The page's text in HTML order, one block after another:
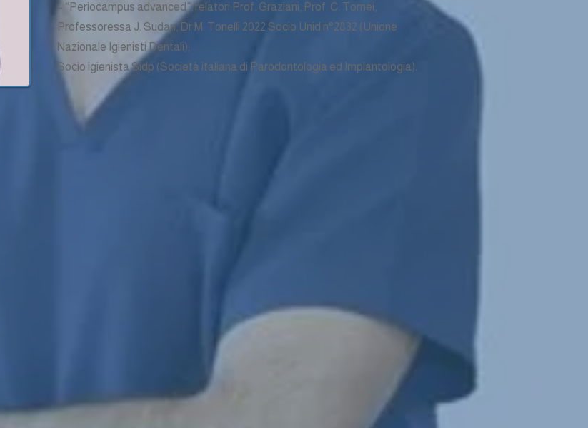
– “Periocampus advanced”, relatori Prof. Graziani, Prof. C. Tomei,
Professoressa J. Sudan, Dr M. Tonelli 2022 Socio Unid n°2832 (Unione
Nazionale Igienisti Dentali);
Socio igienista Sidp (Società italiana di Parodontologia ed Implantologia).